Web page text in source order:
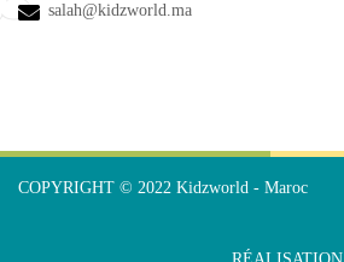
salah@kidzworld.ma
COPYRIGHT © 2022 Kidzworld - Maroc